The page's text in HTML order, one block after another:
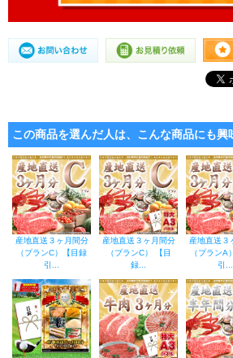
この商品を選んだ人は、こんな商品にも興
産地直送３ヶ月間分
（プランC）【目録
引...
産地直送３ヶ月間分
（プランC） 【目
録...
産地直送３
（プランA
引...